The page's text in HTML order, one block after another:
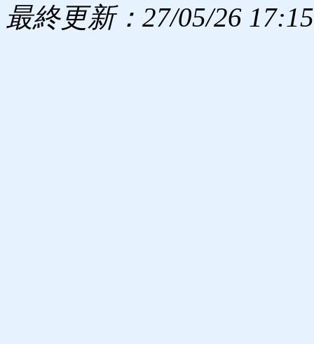
最終更新：27/05/26 17:15